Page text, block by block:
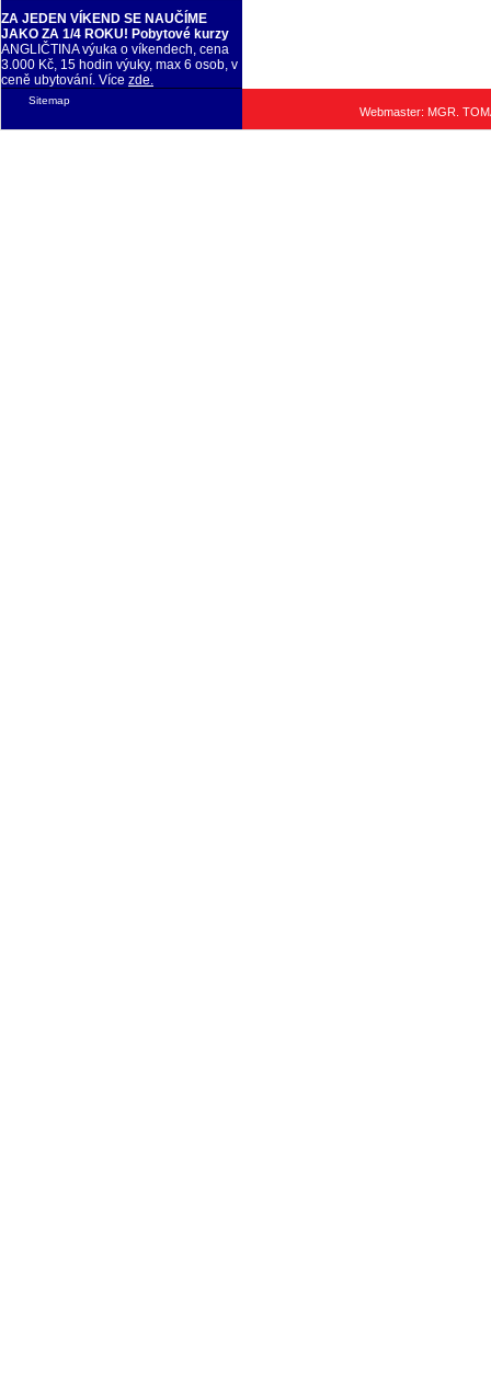
ZA JEDEN VÍKEND SE NAUČÍME
JAKO ZA 1/4 ROKU! Pobytové kurzy
ANGLIČTINA výuka o víkendech, cena
3.000 Kč, 15 hodin výuky, max 6 osob, v
ceně ubytování. Více zde.
Webmaster: MGR.
Sitemap